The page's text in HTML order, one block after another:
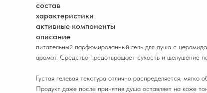
состав
характеристики
активные компоненты
описание
питательный парфюмированный гель для душа с
аромат. Средство предотвращает сухость и шелушение
Густая гелевая текстура отлично распределяется,
Продукт даже после принятия душа оставляет на коже